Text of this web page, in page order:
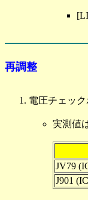
再調整
電圧チェッ
実測値
JV79
J901